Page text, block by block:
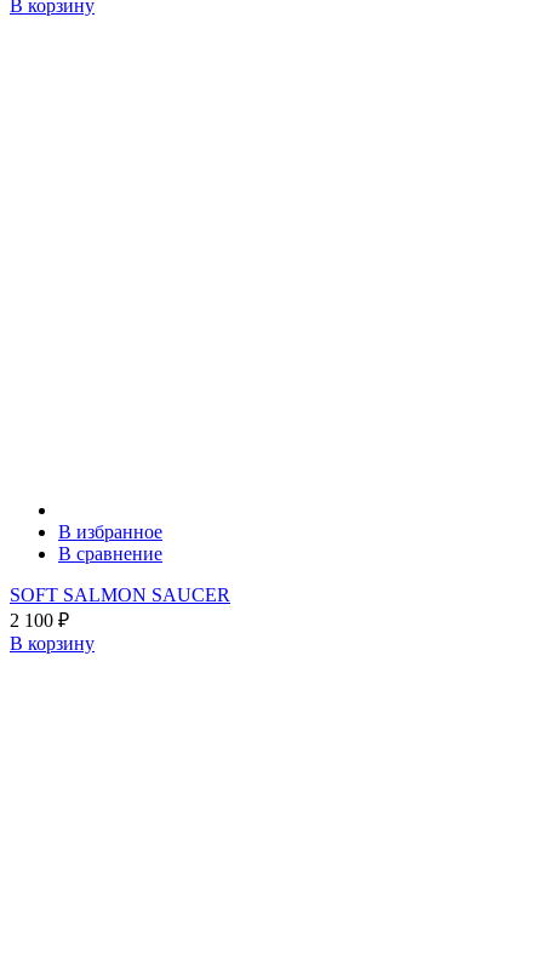
В корзину
В избранное
В сравнение
SOFT SALMON SAUCER
2 100 ₽
В корзину